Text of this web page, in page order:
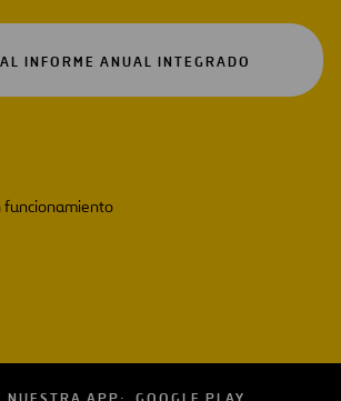
INFORME ANUAL INTEGRADO
funcionamiento